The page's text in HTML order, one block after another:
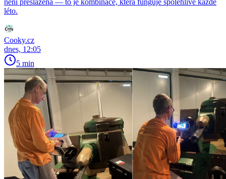
není přeslazená — to je kombinace, která funguje spolehlivě každé
léto.
Cooky.cz
dnes, 12:05
5 min